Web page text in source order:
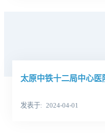
太原中铁十二局中心
发表于 2024-04-01